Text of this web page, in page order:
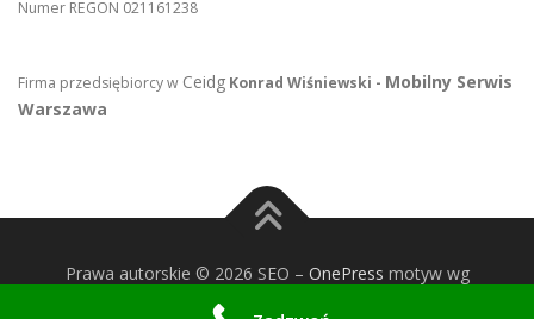
Numer REGON 021161238
Firma przedsiębiorcy w Ceidg Konrad Wiśniewski - Mobilny Serwis
Warszawa
Prawa autorskie © 2026 SEO – OnePress motyw wg
FameThemes